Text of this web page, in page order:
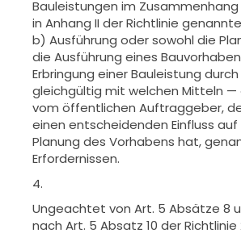
Bauleistungen im Zusammen
in Anhang II der Richtlinie
b) Ausführung oder sowohl die
die Ausführung eines Bau
Erbringung einer Bauleistung
gleichgültig mit welchen Mitteln
vom öffentlichen Auftraggeber,
einen entscheidenden Einfluss
Planung des Vorhabens hat, ge
Erfordernissen.
4.
Ungeachtet von Art. 5 Absätze 8
nach Art. 5 Absatz 10 derRichtlinie